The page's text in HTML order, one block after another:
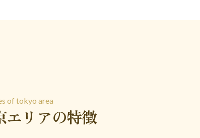
エリアの特徴
of tokyo area